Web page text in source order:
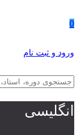
0
ورود و ثبت نام
انگلیسی